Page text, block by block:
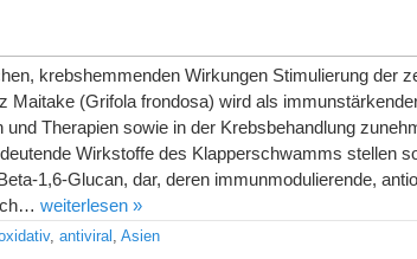
krebshemmenden Wirkungen Stimulierung der
Maitake (Grifola frondosa) wird als
Therapien sowie in der Krebsbehandlung
Wirkstoffe des Klapperschwamms stellen
1,6-Glucan, dar, deren immunmodulierende,
weiterlesen »
, antiviral , Asien